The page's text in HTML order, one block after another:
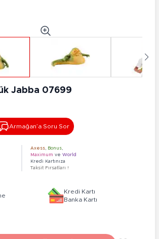
Jabba 07699
Armağan’a Soru Sor
Axess Bonus
Maximum ve World
Kredi Kartınıza
Taksit Fırsatları !
Kredi Kartı
Banka Kartı